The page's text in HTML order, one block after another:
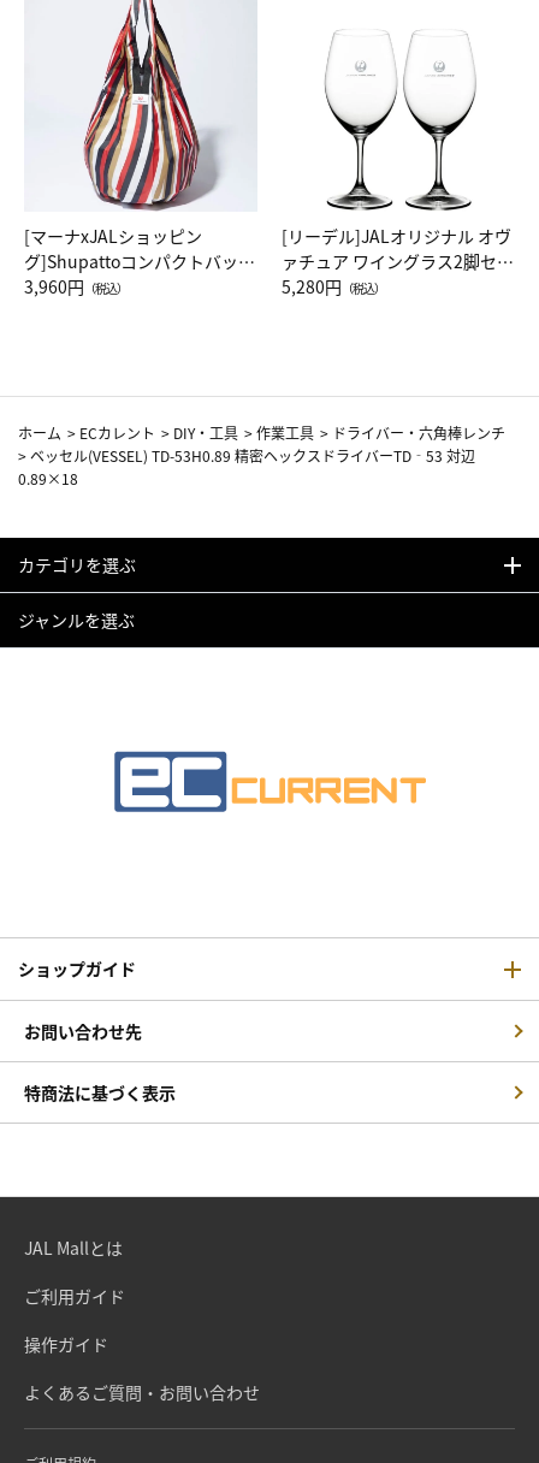
[マーナxJALショッピン
グ]Shupattoコンパクトバッグ
Drop JAL客室乗務員（LC）ス
3,960円 （税込）
[リーデル]JALオリジナル オヴ
ァチュア ワイングラス2脚セッ
ト（レッドワイン）
5,280円 （税込）
ホーム > ECカレント > DIY・工具 >作業工具 > ドライバー・六角棒レンチ
>ベッセル(VESSEL) TD-53H0.89 精密ヘックスドライバーTD‐53 対辺
0.89×18
カテゴリを選ぶ
ジャンルを選ぶ
ショップガイド
お問い合わせ先
特商法に基づく表示
JAL Mallとは
ご利用ガイド
操作ガイド
よくあるご質問・お問い合わせ